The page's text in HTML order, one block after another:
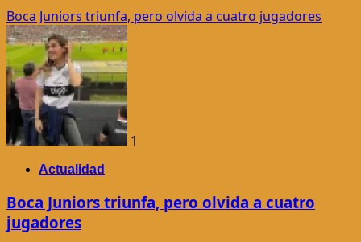
años
por
asesinato
Boca Juniors triunfa, pero olvida a cuatro jugadores
1
Actualidad
Boca Juniors triunfa, pero olvida a cuatro
jugadores